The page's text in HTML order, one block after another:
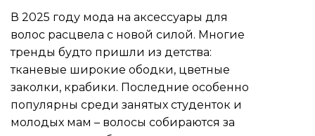
В 2025 году мода на аксессуары для
волос расцвела с новой силой. Многие
тренды будто пришли из детства:
тканевые широкие ободки, цветные
заколки, крабики. Последние особенно
популярны среди занятых студенток и
молодых мам – волосы собираются за